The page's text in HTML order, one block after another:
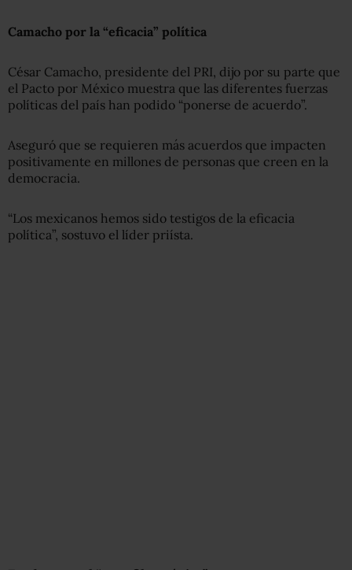
Camacho por la “eficacia” política
César Camacho, presidente del PRI, dijo por su parte que
el Pacto por México muestra que las diferentes fuerzas
políticas del país han podido “ponerse de acuerdo”.
Aseguró que se requieren más acuerdos que impacten
positivamente en millones de personas que creen en la
democracia.
“Los mexicanos hemos sido testigos de la eficacia
política”, sostuvo el líder priísta.